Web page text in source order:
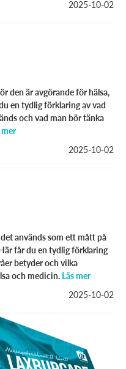
2025-10-02
den är avgörande för hälsa,
en tydlig förklaring av vad
och vad man bör tänka
mer
2025-10-02
används som ett mått på
får du en tydlig förklaring
betyder och vilka
och medicin.Läs mer
2025-10-02